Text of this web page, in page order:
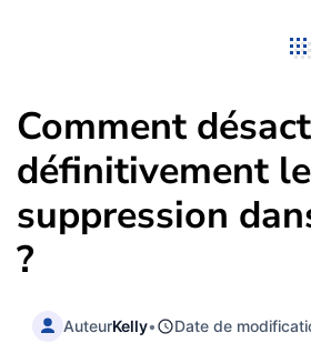
Comment
définitivement
suppression
?
AuteurKelly• Date de